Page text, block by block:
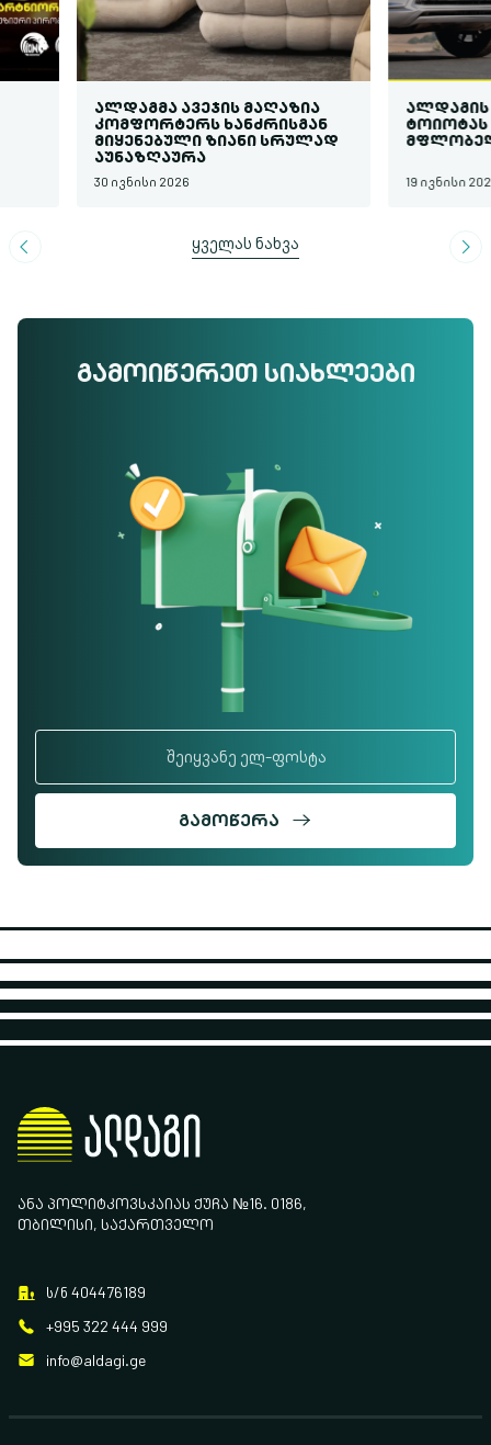
ᲐᲚᲓᲐᲒᲛᲐ ᲐᲕᲔᲯᲘᲡ ᲛᲐᲦᲐᲖᲘᲐ
ᲙᲝᲛᲤᲝᲠᲢᲔᲠᲡ ᲮᲐᲜᲫᲠᲘᲡᲒᲐᲜ
ᲛᲘᲧᲔᲜᲔᲑᲣᲚᲘ ᲖᲘᲐᲜᲘ ᲡᲠᲣᲚᲐᲓ
ᲐᲣᲜᲐᲖᲦᲐᲣᲠᲐ
30 ივნისი 2026
ᲐᲚᲓᲐᲒᲘᲡ
ᲢᲝᲘᲝᲢᲐᲡ
19 ივნისი 2026
ყველას ნახვა
ᲒᲐᲛᲝᲘᲬᲔᲠᲔᲗ ᲡᲘᲐᲮᲚᲔᲔᲑᲘ
ᲒᲐᲛᲝᲬᲔᲠᲐ
ᲐᲜᲐ ᲞᲝᲚᲘᲢᲙᲝᲕᲡᲙᲐᲘᲐᲡ ᲥᲣᲩᲐ №16. 0186,
ᲗᲑᲘᲚᲘᲡᲘ, ᲡᲐᲥᲐᲠᲗᲕᲔᲚᲝ
ს/ნ 404476189
+995 322 444 999
info@aldagi.ge